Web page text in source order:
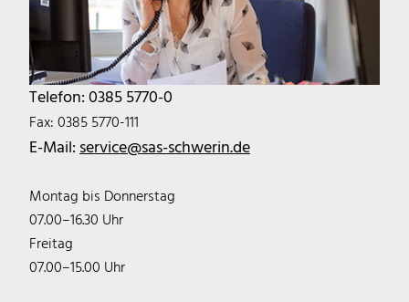
Telefon: 0385 5770-0
Fax: 0385 5770-111
E-Mail:service@sas-schwerin.de
Montag bis Donnerstag
07.00–16.30 Uhr
Freitag
07.00–15.00 Uhr